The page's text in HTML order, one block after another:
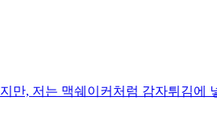
, 저는 맥쉐이커처럼 감자튀김에